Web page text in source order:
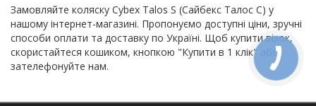
Замовляйте коляску Cybex Talos S (Сайбекс Талос С) у
нашому інтернет-магазині. Пропонуємо доступні ціни, зручні
способи оплати та доставку по Україні. Щоб купити візок,
скористайтеся кошиком, кнопкою "Купити в 1 клік" або
зателефонуйте нам.